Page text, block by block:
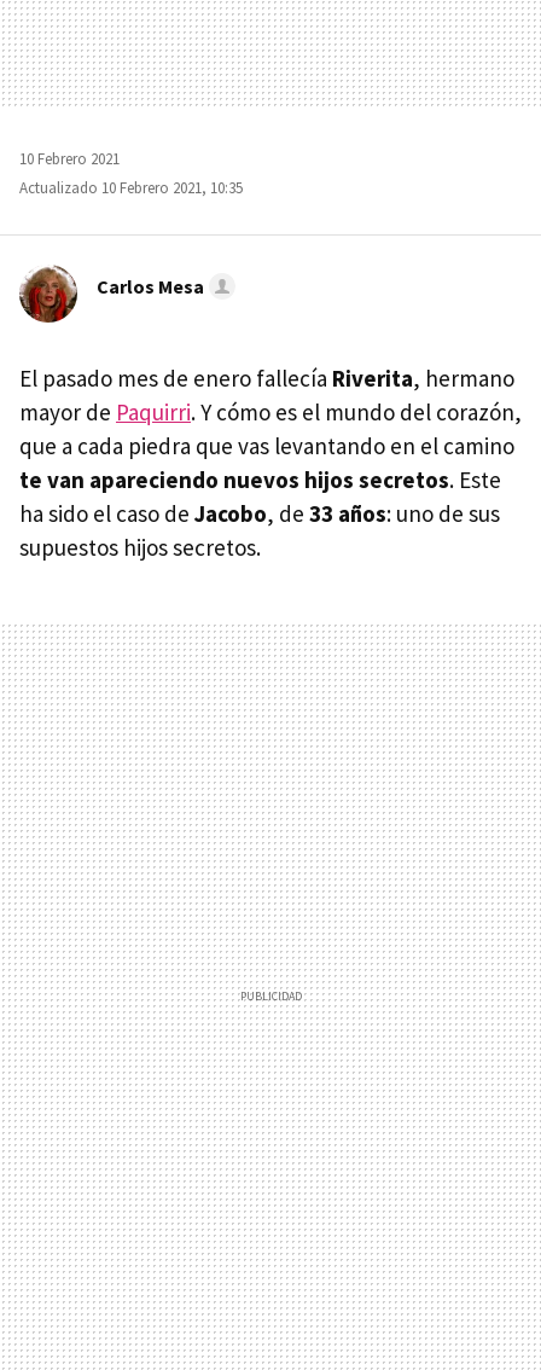
10 Febrero 2021
Actualizado 10 Febrero 2021, 10:35
Carlos Mesa
El pasado mes de enero fallecía Riverita, hermano
mayor de Paquirri. Y cómo es el mundo del corazón,
que a cada piedra que vas levantando en el camino
te van apareciendo nuevos hijos secretos. Este
ha sido el caso de Jacobo, de 33 años: uno de sus
supuestos hijos secretos.